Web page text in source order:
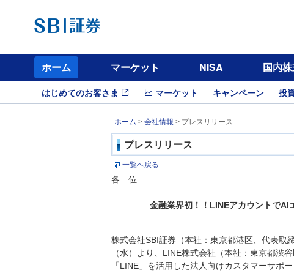
ホーム マーケット NISA 国内
はじめてのお客さま マーケット キャンペーン 投
ホーム > 会社情報 > プレスリリース
プレスリリース
一覧へ戻る
各 位
金融業界初！！LINEアカウントでAI
株式会社SBI証券（本社：東京都港区、代表取
（水）より、LINE株式会社（本社：東京都渋
「LINE」を活用した法人向けカスタマーサポ